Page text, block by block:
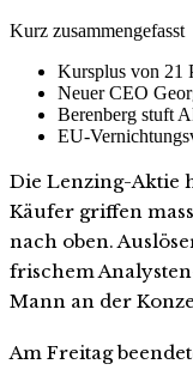
Kurz zusammengefasst
Kursplus von 21
Neuer CEO
Berenberg stuft
EU-
Die Lenzing-Aktie
Käufer griffen
nach oben.
frischem
Mann an der
Am Freitag